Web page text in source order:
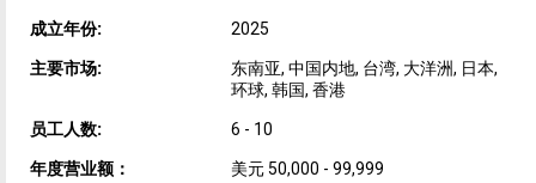
成立年份: 2025
主要市场:
东南亚, 中国内地, 台湾, 大洋洲, 日本,
环球, 韩国, 香港
员工人数: 6 - 10
年度营业额： 美元 50,000 - 99,999